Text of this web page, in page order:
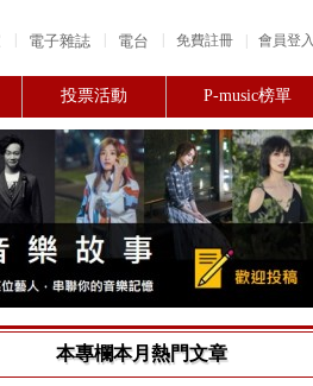
會員登入
免費註冊
電子雜誌 電台
投票活動 P-music榜單
本專欄本月熱門文章